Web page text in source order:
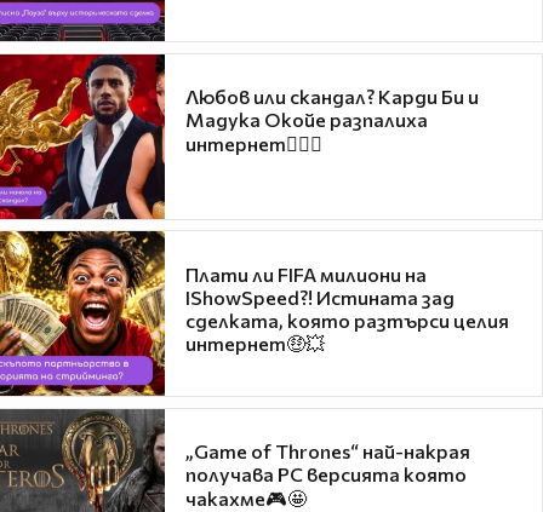
Любов или скандал? Карди Би и
Мадука Окойе разпалиха
интернет❤️‍🔥🔥
Плати ли FIFA милиони на
IShowSpeed?! Истината зад
сделката, която разтърси целия
интернет🤑💥
„Game of Thrones“ най-накрая
получава PC версията която
чакахме🎮🤩